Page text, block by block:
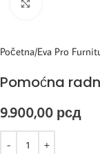
Početna Eva Pro
Pomoćna
9.900,00 рсд